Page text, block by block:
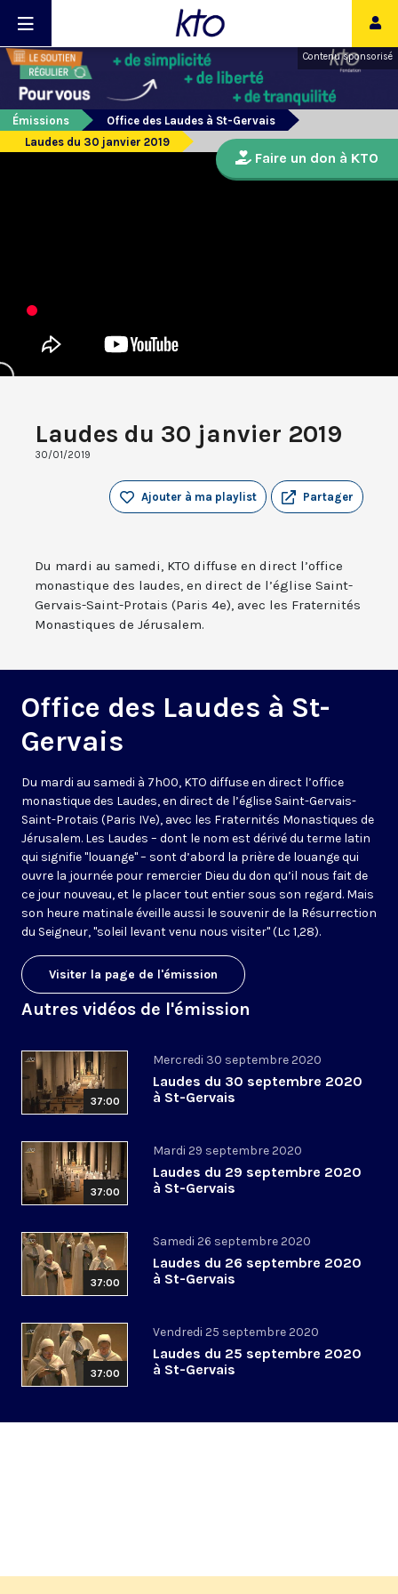
Contenu sponsorisé
Émissions
Office des Laudes à St-Gervais
Laudes du 30 janvier 2019
Laudes du 30 janvier 2019
30/01/2019
Partager
Ajouter à ma playlist
Du mardi au samedi, KTO diffuse en direct l’office
monastique des laudes, en direct de l’église Saint-
Gervais-Saint-Protais (Paris 4e), avec les Fraternités
Monastiques de Jérusalem.
Office des Laudes à St-
Gervais
Du mardi au samedi à 7h00, KTO diffuse en direct l’office
monastique des Laudes, en direct de l’église Saint-Gervais-
Saint-Protais (Paris IVe), avec les Fraternités Monastiques de
Jérusalem. Les Laudes – dont le nom est dérivé du terme latin
qui signifie "louange" – sont d’abord la prière de louange qui
ouvre la journée pour remercier Dieu du don qu’il nous fait de
ce jour nouveau, et le placer tout entier sous son regard. Mais
son heure matinale éveille aussi le souvenir de la Résurrection
du Seigneur, "soleil levant venu nous visiter" (Lc 1,28).
Visiter la page de l'émission
Autres vidéos de l'émission
37:00
Mercredi 30 septembre 2020
Laudes du 30 septembre 2020
à St-Gervais
37:00
Mardi 29 septembre 2020
Laudes du 29 septembre 2020
à St-Gervais
37:00
Samedi 26 septembre 2020
Laudes du 26 septembre 2020
à St-Gervais
37:00
Vendredi 25 septembre 2020
Laudes du 25 septembre 2020
à St-Gervais
Faire un don à KTO